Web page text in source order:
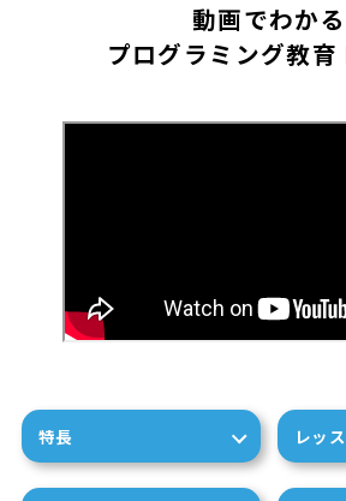
動画でわかる
プログラミング教
特長 レッ